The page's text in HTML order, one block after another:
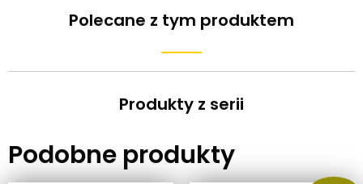
Polecane z tym produktem
Produkty z serii
Podobne produkty